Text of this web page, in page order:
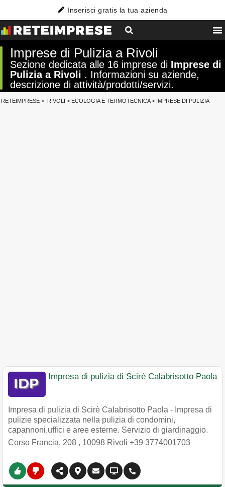
Inserisci gratis la tua azienda
Imprese di Pulizia a Rivoli
Sezione dedicata alle 16 imprese di Imprese di
Pulizia a Rivoli . Informazioni su aziende,
descrizione di attività/prodotti/servizi.
RETEIMPRESE > RIVOLI > ECOLOGIA E TERMOTECNICA> IMPRESE DI PULIZIA
Impresa di pulizia di Scirè Calabrisotto Paola
Impresa di pulizia di Scirè Calabrisotto Paola - Impresa di
pulizie specializzata nella pulizia di condomini,
capannoni,uffici e aree esterne. Servizio di giardinaggio.
Corso Francia, 208 , 10098 Rivoli +39 3774001703